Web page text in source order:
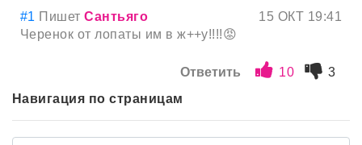
#1 ПишетСантьяго
15 ОКТ 19:41
Черенок от лопаты им в ж++у!!!!😡
Ответить 10
3
Навигация по страницам